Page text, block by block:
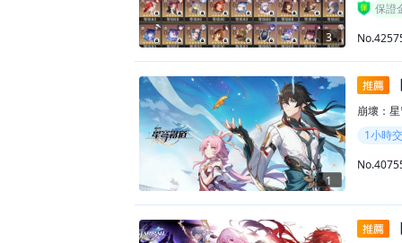
3
保證
1
崩壞：
1小時